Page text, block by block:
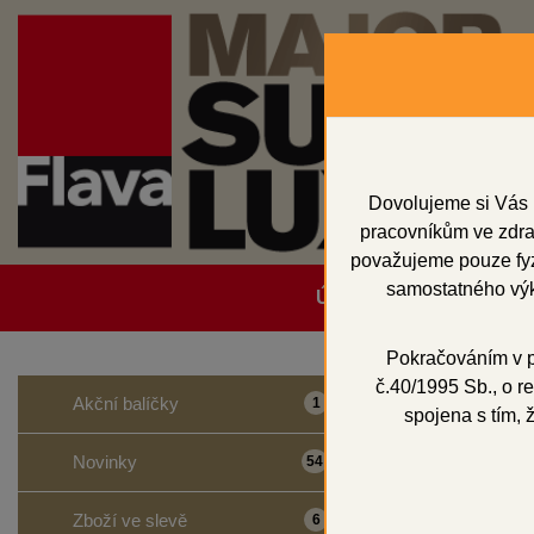
Úvodní strana
Akční balíčky 1
Novinky 54
Zboží ve slevě 6
Domů Vosky a
Dovolujeme si
pracovníkům ve
považujeme pouze
samostatného
Pokračováním v
č.40/1995 Sb., o
spojena s tím,